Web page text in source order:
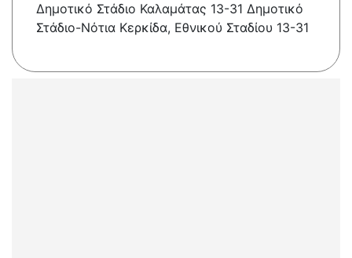
Δημοτικό Στάδιο Καλαμάτας 13-31 Δημοτικό
Στάδιο-Νότια Κερκίδα, Εθνικού Σταδίου 13-31